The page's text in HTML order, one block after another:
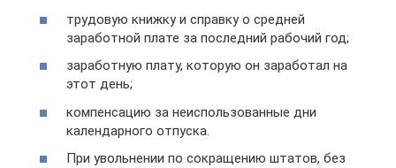
трудовую книжку и справку о средней
заработной плате за последний рабочий год;
заработную плату, которую он заработал на
этот день;
компенсацию за неиспользованные дни
календарного отпуска.
При увольнении по сокращению штатов, без